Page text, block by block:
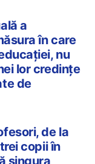
a
în care
nu
lor credințe
de
de la
copii în